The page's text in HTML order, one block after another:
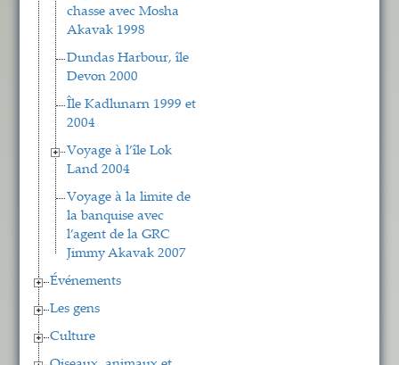
chasse avec Mosha
Akavak 1998
Dundas Harbour, île
Devon 2000
Île Kadlunarn 1999 et
2004
Voyage à l’île Lok
Land 2004
Voyage à la limite de
la banquise avec
l’agent de la GRC
Jimmy Akavak 2007
Événements
Les gens
Culture